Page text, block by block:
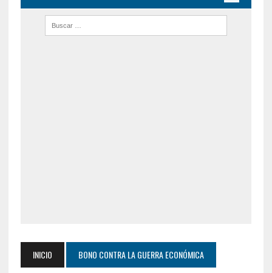
INICIO BONO CONTRA LA GUERRA ECONÓMICA